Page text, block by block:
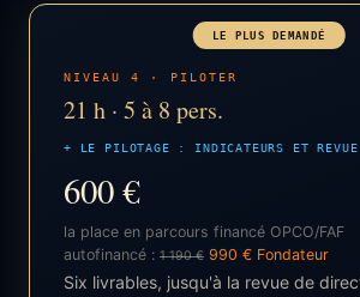
LE PLUS DEMANDÉ
NIVEAU 4 · PILOTER
21 h · 5 à 8 pers.
+ LE PILOTAGE : INDICATEURS ET
600 €
la place en parcours financé OPCO/FAF
autofinancé : 1 190 € 990 € Fondateur
Six livrables, jusqu'à la revue de